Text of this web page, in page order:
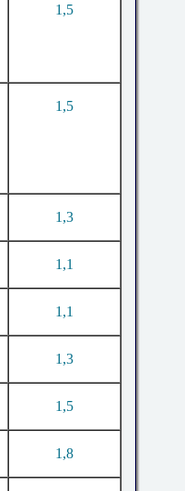
1 ,5
1 ,5
1 ,3
1,1
1,1
1,3
1,5
1,8